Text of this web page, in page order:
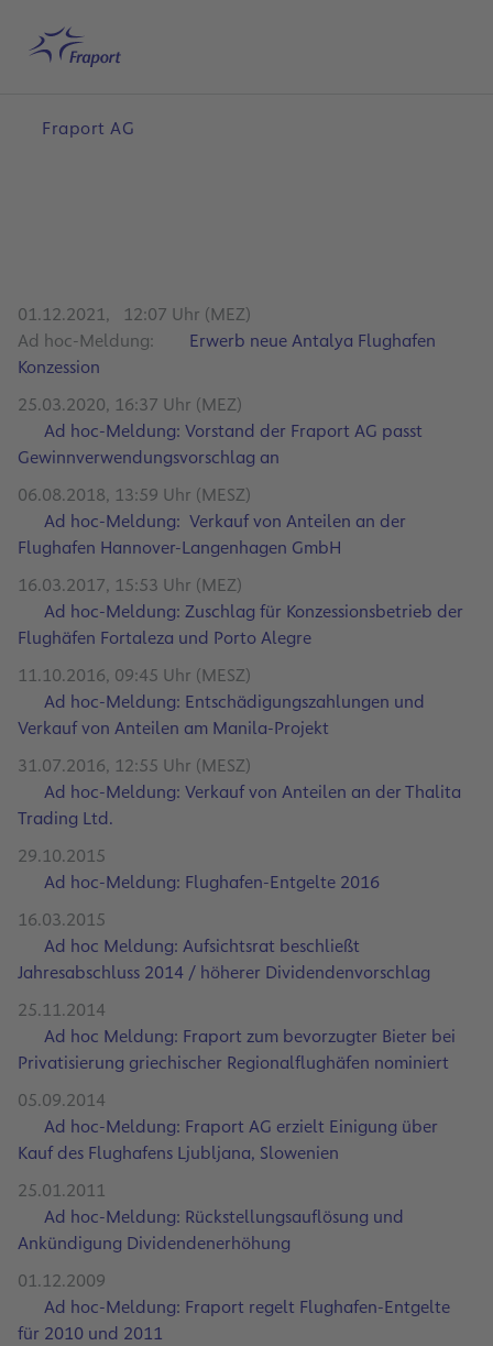
Startseite
Fraport AG
01.12.2021, 12:07 Uhr (MEZ)
Ad hoc-Meldung:
Erwerb neue Antalya Flughafen
Konzession
25.03.2020, 16:37 Uhr (MEZ)
Ad hoc-Meldung: Vorstand der Fraport AG passt
Gewinnverwendungsvorschlag an
06.08.2018, 13:59 Uhr (MESZ)
Ad hoc-Meldung: Verkauf von Anteilen an der
Flughafen Hannover-Langenhagen GmbH
16.03.2017, 15:53 Uhr (MEZ)
Ad hoc-Meldung: Zuschlag für Konzessionsbetrieb der
Flughäfen Fortaleza und Porto Alegre
11.10.2016, 09:45 Uhr (MESZ)
Ad hoc-Meldung: Entschädigungszahlungen und
Verkauf von Anteilen am Manila-Projekt
31.07.2016, 12:55 Uhr (MESZ)
Ad hoc-Meldung: Verkauf von Anteilen an der Thalita
Trading Ltd.
29.10.2015
Ad hoc-Meldung: Flughafen-Entgelte 2016
16.03.2015
Ad hoc Meldung: Aufsichtsrat beschließt
Jahresabschluss 2014 / höherer Dividendenvorschlag
25.11.2014
Ad hoc Meldung: Fraport zum bevorzugter Bieter bei
Privatisierung griechischer Regionalflughäfen nominiert
05.09.2014
Ad hoc-Meldung: Fraport AG erzielt Einigung über
Kauf des Flughafens Ljubljana, Slowenien
25.01.2011
Ad hoc-Meldung: Rückstellungsauflösung und
Ankündigung Dividendenerhöhung
01.12.2009
Ad hoc-Meldung: Fraport regelt Flughafen-Entgelte
für 2010 und 2011